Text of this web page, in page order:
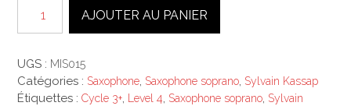
IZEJA
AJOUTER AU PANIER
UGS : MIS015
Catégories : Saxophone, Saxophone soprano, Sylvain Kassap
Étiquettes : Cycle 3+, Level 4, Saxophone soprano, Sylvain